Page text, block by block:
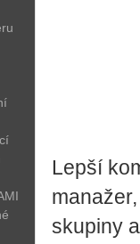
Lepší
skupiny